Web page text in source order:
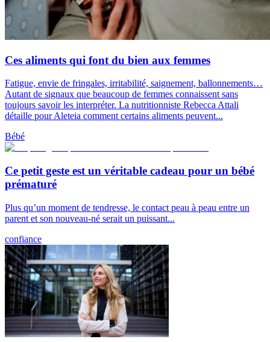
Ces aliments qui font du bien aux femmes
Fatigue, envie de fringales, irritabilité, saignement, ballonnements…
Autant de signaux que beaucoup de femmes connaissent sans
toujours savoir les interpréter. La nutritionniste Rebecca Attali
détaille pour Aleteia comment certains aliments peuvent...
Bébé
Ce petit geste est un véritable cadeau pour un bébé
prématuré
Plus qu’un moment de tendresse, le contact peau à peau entre un
parent et son nouveau-né serait un puissant...
confiance